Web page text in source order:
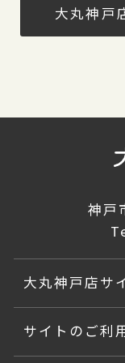
大丸神戸
神戸
大丸神戸店サ
サイトのご利